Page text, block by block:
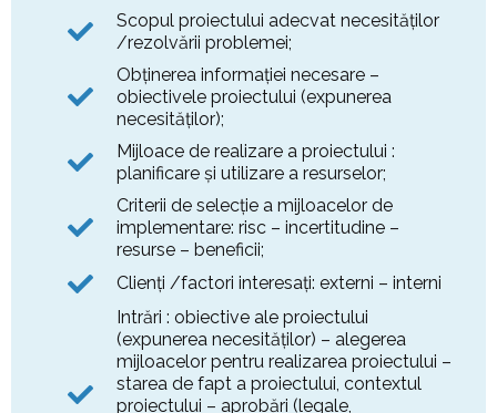
Scopul proiectului adecvat necesităţilor
/rezolvării problemei;
Obţinerea informaţiei necesare –
obiectivele proiectului (expunerea
necesităţilor);
Mijloace de realizare a proiectului :
planificare şi utilizare a resurselor;
Criterii de selecţie a mijloacelor de
implementare: risc – incertitudine –
resurse – beneficii;
Clienţi /factori interesaţi: externi – interni
Intrări : obiective ale proiectului
(expunerea necesităţilor) – alegerea
mijloacelor pentru realizarea proiectului –
starea de fapt a proiectului, contextul
proiectului – aprobări (legale,